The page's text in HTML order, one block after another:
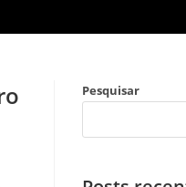
Pesquisar